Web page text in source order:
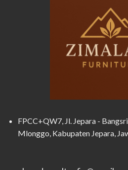
FPCC+QW7, Jl. Jepara -
Mlonggo, Kabupaten Jepara,